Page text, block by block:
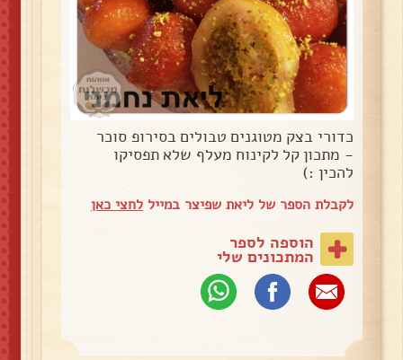
כדורי בצק מטוגנים טבולים בסירופ סוכר
- מתכון קל לקינוח מעלף שלא תפסיקו
להכין :)
לקבלת הספר של ליאת שפיצר במייללחצי כאן
הוספה לספר
המתכונים שלי